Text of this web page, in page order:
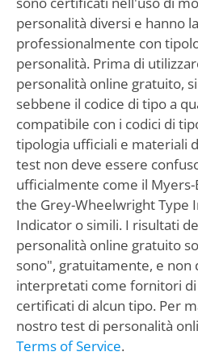
personalità diversi e hanno
professionalmente con
personalità. Prima di
personalità online gratuito,
sebbene il codice di tipo a
compatibile con i codici di
tipologia ufficiali e materiali
test non deve essere
ufficialmente come il
the Grey-Wheelwright Type
Indicator o simili. I risultati
personalità online gratuito
sono", gratuitamente, e non
interpretati come fornitori
certificati di alcun tipo. Per
nostro test di personalità
Terms of Service.